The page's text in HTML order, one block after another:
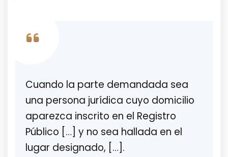
Cuando la parte demandada sea
una persona jurídica cuyo domicilio
aparezca inscrito en el Registro
Público […] y no sea hallada en el
lugar designado, […].